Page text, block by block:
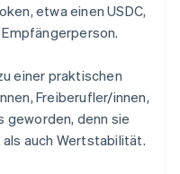
etwa einen USDC,
einer praktischen
Freiberufler/innen,
geworden, denn sie
auch Wertstabilität.